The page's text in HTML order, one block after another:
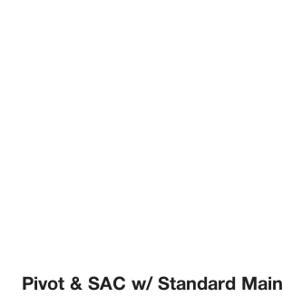
Pivot & SAC w/ Standard Main